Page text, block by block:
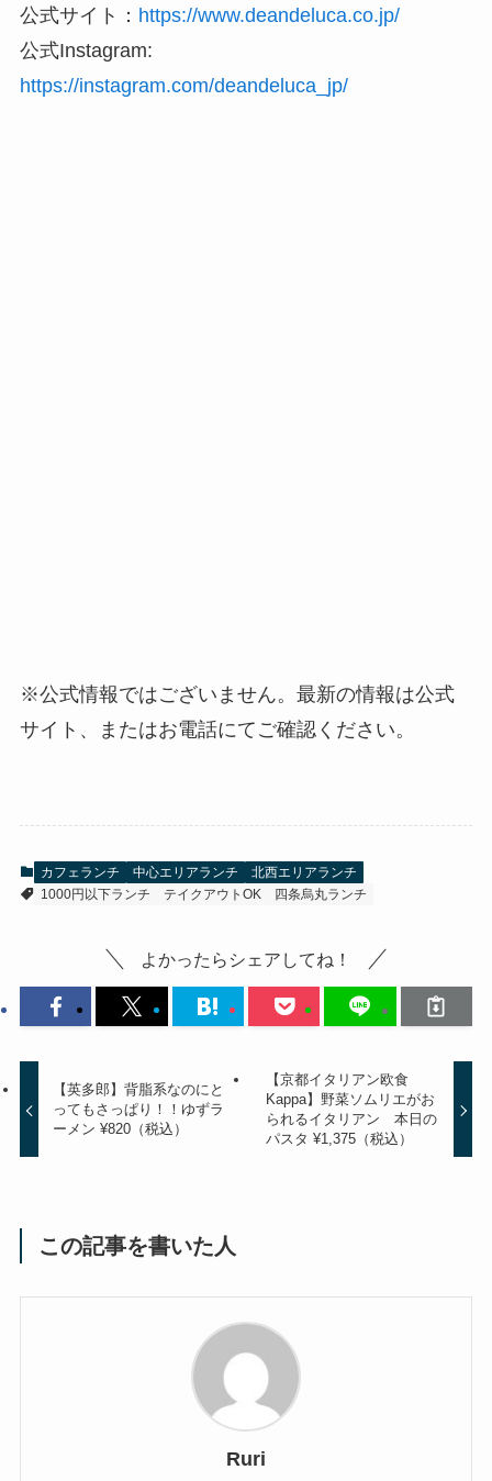
公式サイト： https://www.deandeluca.co.jp/
公式Instagram:
https://instagram.com/deandeluca_jp/
※公式情報ではございません。最新の情報は公式
サイト、またはお電話にてご確認ください。
カフェランチ 中心エリアランチ
北西エリアランチ
1000円以下ランチ
テイクアウトOK 四条烏丸ランチ
よかったらシェアしてね！
【英多郎】背脂系なのにと
ってもさっぱり！！ゆずラ
ーメン ¥820（税込）
【京都イタリアン欧食
Kappa】野菜ソムリエがお
られるイタリアン 本日の
パスタ ¥1,375（税込）
この記事を書いた人
Ruri